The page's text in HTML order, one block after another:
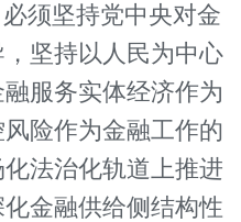
须坚持党中央对金
坚持以人民为中心
服务实体经济作为
险作为金融工作的
法治化轨道上推进
金融供给侧结构性